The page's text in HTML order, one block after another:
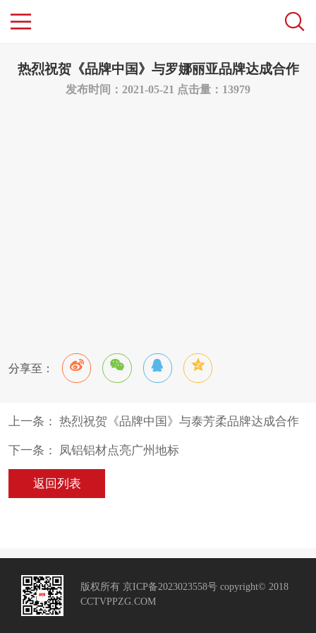
热烈祝贺《品牌中国》与罗娜丽亚品牌达成合作
发布时间：2021-05-21 点击量：13979
分享至：
上一条： 热烈祝贺《品牌中国》与泰芳柔品牌达成合作
下一条： 凤铝铝材点亮广州地标
返回列表
版权所有 京ICP备2023023558号 copyright© 2018
CCTVPPZG.COM